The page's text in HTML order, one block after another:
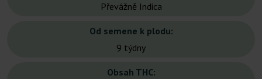
Převážně Indica
Od semene k plodu:
9 týdny
Obsah THC: